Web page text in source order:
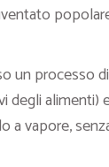
un processo di
degli alimenti)
a vapore,